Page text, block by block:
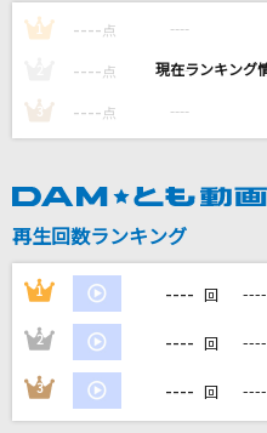
RAG FAIR
M!LK
May J.
劇薬中毒
＝LOVE
遠藤正明
1 ---- 点 ----
---- 点 ----
3 ---- 点 ----
再生回数ランキング
1 ---- 回 ----
2 ---- 回 ----
3 ---- 回 ----